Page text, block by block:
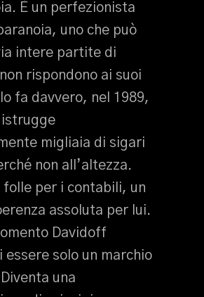
È un perfezionista
uno che può
intere partite di
rispondono ai suoi
fa davvero, nel 1989,
migliaia di sigari
non all’altezza.
folle per i contabili, un
assoluta per lui.
Davidoff
essere solo un marchio
una